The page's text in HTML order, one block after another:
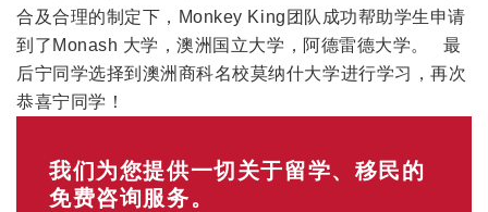
合及合理的制定下，Monkey King团队成功帮助学生申请
到了Monash 大学，澳洲国立大学，阿德雷德大学。 最
后宁同学选择到澳洲商科名校莫纳什大学进行学习，再次
恭喜宁同学！
我们为您提供一切关于留学、移民的
免费咨询服务。